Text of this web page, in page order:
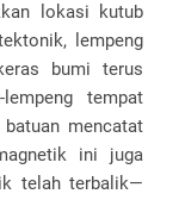
lokasi kutub
lempeng
bumi terus
tempat
mencatat
ini juga
telah terbalik—